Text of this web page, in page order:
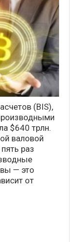
(BIS),
$640 трлн.
валовой
раз
— это
от